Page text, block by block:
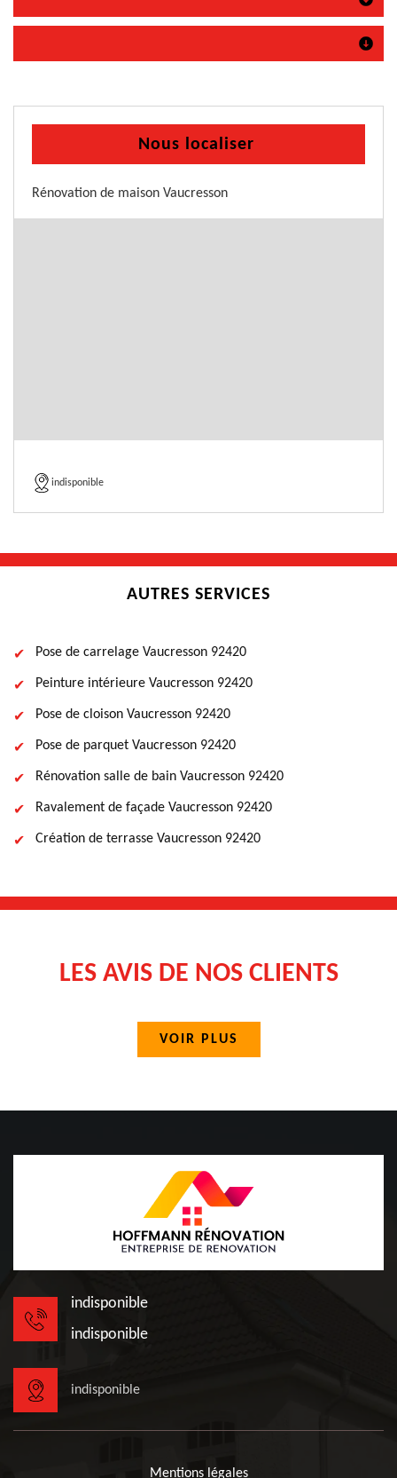
Nous localiser
Rénovation de maison Vaucresson
indisponible
AUTRES SERVICES
Pose de carrelage Vaucresson 92420
Peinture intérieure Vaucresson 92420
Pose de cloison Vaucresson 92420
Pose de parquet Vaucresson 92420
Rénovation salle de bain Vaucresson 92420
Ravalement de façade Vaucresson 92420
Création de terrasse Vaucresson 92420
LES AVIS DE NOS CLIENTS
VOIR PLUS
indisponible
indisponible
indisponible
Mentions légales